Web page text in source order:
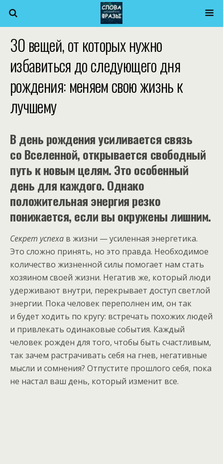
30 вещей, от которых нужно
избавиться до следующего дня
рождения: меняем свою жизнь к
лучшему
В день рождения усиливается связь
со Вселенной, открывается свободный
путь к новым целям. Это особенный
день для каждого. Однако
положительная энергия резко
понижается, если вы окружены лишним.
Секрет успеха в жизни — усиленная энергетика.
Это сложно принять, но это правда. Необходимое
количество жизненной силы помогает нам стать
хозяином своей жизни. Негатив же, который люди
удерживают внутри, перекрывает доступ светлой
энергии. Пока человек переполнен им, он так
и будет ходить по кругу: встречать похожих людей
и привлекать одинаковые события. Каждый
человек рожден для того, чтобы быть счастливым,
так зачем растрачивать себя на гнев, негативные
мысли и сомнения? Отпустите прошлого себя, пока
не настал ваш день, который изменит все.